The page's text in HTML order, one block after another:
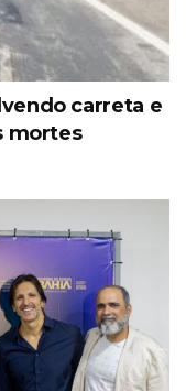
carreta e
mortes